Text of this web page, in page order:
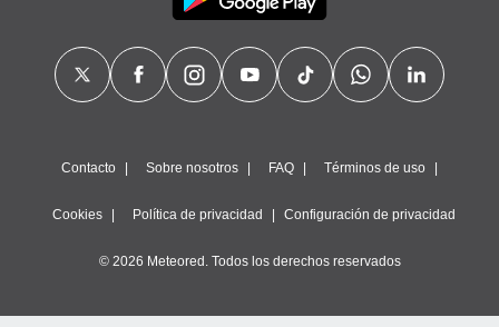
Contacto Sobre nosotros FAQ Términos de uso
Cookies Política de privacidad Configuración de privacidad
© 2026 Meteored. Todos los derechos reservados